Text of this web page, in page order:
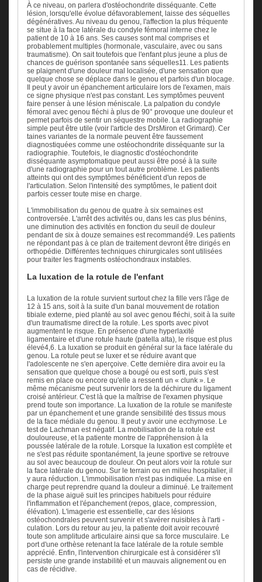
À ce niveau, on parlera d'ostéochondrite disséquante. Cette
lésion, lorsqu'elle évolue défavorablement, laisse des séquelles
dégénératives. Au niveau du genou, l'affection la plus fréquente
se situe à la face latérale du condyle fémoral interne chez le
patient de 10 à 16 ans. Ses causes sont mal comprises et
probablement multiples (hormonale, vasculaire, avec ou sans
traumatisme). On sait toutefois que l'enfant plus jeune a plus de
chances de guérison spontanée sans séquelles11. Les patients
se plaignent d'une douleur mal localisée, d'une sensation que
quelque chose se déplace dans le genou et parfois d'un blocage.
Il peut y avoir un épanchement articulaire lors de l'examen, mais
ce signe physique n'est pas constant. Les symptômes peuvent
faire penser à une lésion méniscale. La palpation du condyle
fémoral avec genou fléchi à plus de 90° provoque une douleur et
permet parfois de sentir un séquestre mobile. La radiographie
simple peut être utile (voir l'article des DrsMiron et Grimard). Cer
taines variantes de la normale peuvent être faussement
diagnostiquées comme une ostéochondrite disséquante sur la
radiographie. Toutefois, le diagnostic d'ostéochondrite
disséquante asymptomatique peut aussi être posé à la suite
d'une radiographie pour un tout autre problème. Les patients
atteints qui ont des symptômes bénéficient d'un repos de
l'articulation. Selon l'intensité des symptômes, le patient doit
parfois cesser toute mise en charge.
L'immobilisation du genou de quatre à six semaines est
controversée. L'arrêt des activités ou, dans les cas plus bénins,
une diminution des activités en fonction du seuil de douleur
pendant de six à douze semaines est recommandé9. Les patients
ne répondant pas à ce plan de traitement devront être dirigés en
orthopédie. Différentes techniques chirurgicales sont utilisées
pour traiter les fragments ostéochondraux instables.
La luxation de la rotule de l'enfant
La luxation de la rotule survient surtout chez la fille vers l'âge de
12 à 15 ans, soit à la suite d'un banal mouvement de rotation
tibiale externe, pied planté au sol avec genou fléchi, soit à la suite
d'un traumatisme direct de la rotule. Les sports avec pivot
augmentent le risque. En présence d'une hyperlaxité
ligamentaire et d'une rotule haute (patella alta), le risque est plus
élevé4,6. La luxation se produit en général sur la face latérale du
genou. La rotule peut se luxer et se réduire avant que
l'adolescente ne s'en aperçoive. Cette dernière dira avoir eu la
sensation que quelque chose a bougé ou est sorti, puis s'est
remis en place ou encore qu'elle a ressenti un « clunk ». Le
même mécanisme peut survenir lors de la déchirure du ligament
croisé antérieur. C'est là que la maîtrise de l'examen physique
prend toute son importance. La luxation de la rotule se manifeste
par un épanchement et une grande sensibilité des tissus mous
de la face médiale du genou. Il peut y avoir une ecchymose. Le
test de Lachman est négatif. La mobilisation de la rotule est
douloureuse, et la patiente montre de l'appréhension à la
poussée latérale de la rotule. Lorsque la luxation est complète et
ne s'est pas réduite spontanément, la jeune sportive se retrouve
au sol avec beaucoup de douleur. On peut alors voir la rotule sur
la face latérale du genou. Sur le terrain ou en milieu hospitalier, il
y aura réduction. L'immobilisation n'est pas indiquée. La mise en
charge peut reprendre quand la douleur a diminué. Le traitement
de la phase aiguë suit les principes habituels pour réduire
l'inflammation et l'épanchement (repos, glace, compression,
élévation). L'imagerie est essentielle, car des lésions
ostéochondrales peuvent survenir et s'avérer nuisibles à l'arti -
culation. Lors du retour au jeu, la patiente doit avoir recouvré
toute son amplitude articulaire ainsi que sa force musculaire. Le
port d'une orthèse retenant la face latérale de la rotule semble
apprécié. Enfin, l'intervention chirurgicale est à considérer s'il
persiste une grande instabilité et un mauvais alignement ou en
cas de récidive.